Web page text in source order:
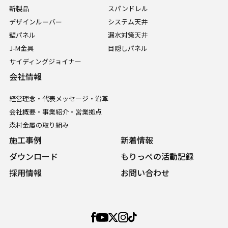
新製品
スパンドレル
デザインルーバー
システム天井
壁パネル
漏水対策天井
J-M金具
目隠しパネル
サイディングジョイナー
会社情報
経営理念・代表メッセージ・沿革
会社概要・事業紹介・営業拠点
森村金属の取り組み
施工事例
ダウンロード
採用情報
新着情報
もりっぺの活動記録
お問い合わせ